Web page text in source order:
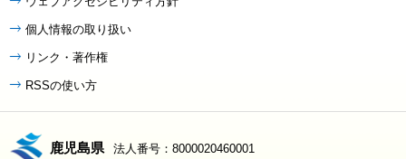
個人情報の取り扱い
リンク・著作権
RSSの使い方
鹿児島県 法人番号：8000020460001